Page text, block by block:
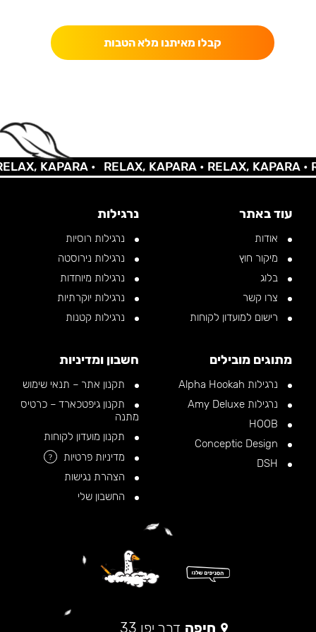
קבלו מאיתנו מלא הטבות
KAPARA • RELAX, KAPARA •RELAX, KAPARA •
עוד באתר
אודות
מיקור חוץ
בלוג
צרו קשר
רישום למועדון לקוחות
נרגילות
נרגילות רוסיות
נרגילות נירוסטה
נרגילות מיוחדות
נרגילות יוקרתיות
נרגילות קטנות
מתוגים מובילים
נרגילות Alpha Hookah
נרגילות Amy Deluxe
חשבון ומדיניות
תקנון אתר – תנאי שימוש
תקנון גיפטכארד – כרטיס
מתנה
תקנון מועדון לקוחות
מדיניות פרטיות
?
הצהרת נגישות
החשבון שלי
חיפה דרך יפו 33